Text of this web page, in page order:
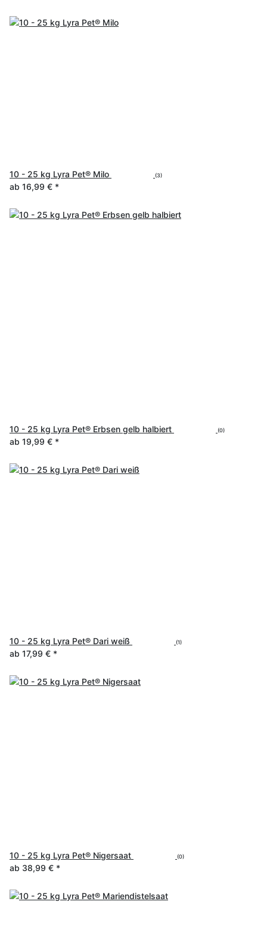
10 - 25 kg Lyra Pet® Milo (3)
ab 16,99 € *
10 - 25 kg Lyra Pet® Erbsen gelb halbiert (0)
ab 19,99 € *
10 - 25 kg Lyra Pet® Dari weiß (1)
ab 17,99 € *
10 - 25 kg Lyra Pet® Nigersaat (0)
ab 38,99 € *